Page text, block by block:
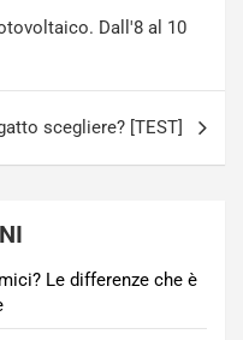
Dall'8 al 10
scegliere? [TEST]
Le differenze che è